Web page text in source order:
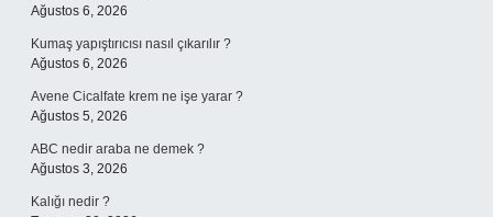
Ağustos 6, 2026
Kumaş yapıştırıcısı nasıl çıkarılır ?
Ağustos 6, 2026
Avene Cicalfate krem ne işe yarar ?
Ağustos 5, 2026
ABC nedir araba ne demek ?
Ağustos 3, 2026
Kalığı nedir ?